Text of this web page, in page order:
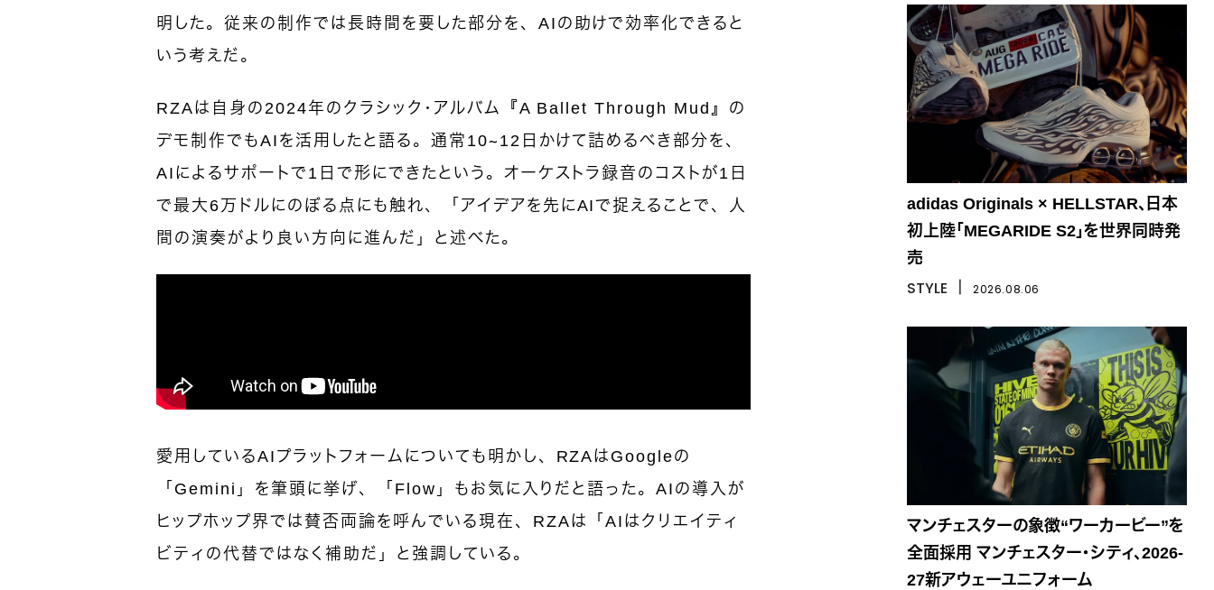
明した。従来の制作では長時間を要した部分を、AIの助けで効率化できると
いう考えだ。
RZAは自身の2024年のクラシック・アルバム『A Ballet Through Mud』の
デモ制作でもAIを活用したと語る。通常10〜12日かけて詰めるべき部分を、
AIによるサポートで1日で形にできたという。オーケストラ録音のコストが1日
で最大6万ドルにのぼる点にも触れ、「アイデアを先にAIで捉えることで、人
間の演奏がより良い方向に進んだ」と述べた。
愛用しているAIプラットフォームについても明かし、RZAはGoogleの
「Gemini」を筆頭に挙げ、「Flow」もお気に入りだと語った。AIの導入が
ヒップホップ界では賛否両論を呼んでいる現在、RZAは「AIはクリエイティ
ビティの代替ではなく補助だ」と強調している。
adidas Originals × HELLSTAR、日本
初上陸「MEGARIDE S2」を世界同時発
売
STYLE 2026.08.06
マンチェスターの象徴“ワーカービー”を
全面採用 マンチェスター・シティ、2026-
27新アウェーユニフォーム